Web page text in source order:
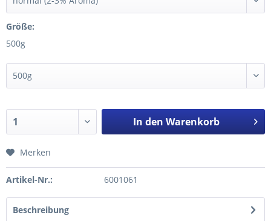
Größe:
500g
In den Warenkorb
Merken
Artikel-Nr.: 6001061
Beschreibung